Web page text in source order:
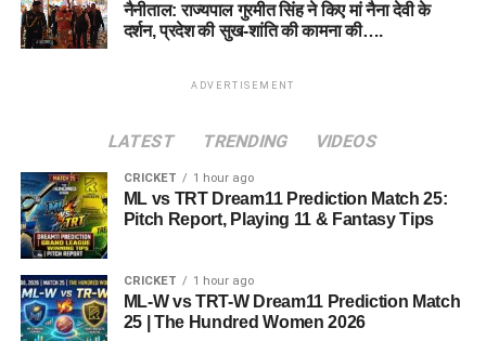
नैनीताल: राज्यपाल गुरमीत सिंह ने किए मां नैना देवी के
दर्शन, प्रदेश की सुख-शांति की कामना की….
ADVERTISEMENT
LATEST TRENDING VIDEOS
CRICKET 1 hour ago
ML vs TRT Dream11 Prediction Match 25:
Pitch Report, Playing 11 & Fantasy Tips
CRICKET 1 hour ago
ML-W vs TRT-W Dream11 Prediction Match
25 | The Hundred Women 2026